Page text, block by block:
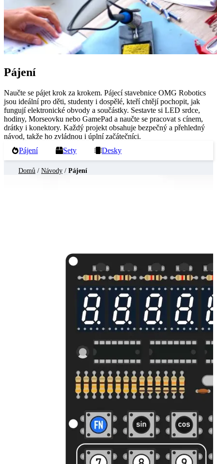
Pájení
Naučte se pájet krok za krokem. Pájecí stavebnice OMG Robotics
jsou ideální pro děti, studenty i dospělé, kteří chtějí pochopit, jak
fungují elektronické obvody a součástky. Sestavte si LED srdce,
hodiny, Morseovku nebo GamePad a naučte se pracovat s cínem,
drátky i konektory. Každý projekt obsahuje bezpečný a přehledný
návod, takže ho zvládnou i úplní začátečníci.
Pájení
Sety Desky
Domů / Návody / Pájení